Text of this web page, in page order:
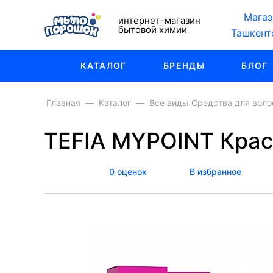
интернет-магазин
бытовой химии
КАТАЛОГ БРЕНДЫ БЛОГ
Главная Каталог Все виды Средства для
TEFIA MYPOINT
0 оценок В избранное